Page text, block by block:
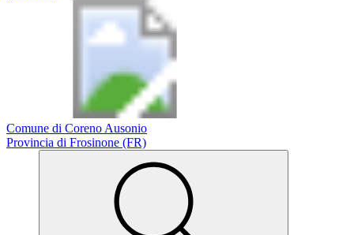
Comune di Coreno Ausonio
Provincia di Frosinone (FR)